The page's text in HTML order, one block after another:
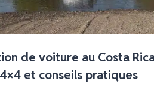
de voiture au Costa
et conseils pratiques